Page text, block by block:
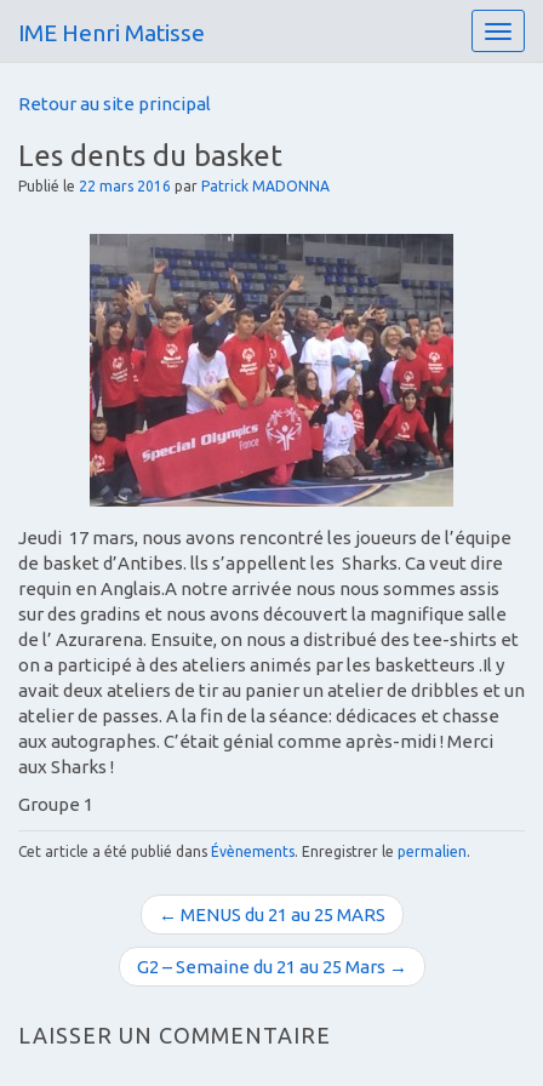
T
o
IME Henri Matisse
Retour au site principal
Les dents du basket
Publié le 22 mars 2016 par Patrick MADONNA
Jeudi 17 mars, nous avons rencontré les joueurs de l’équipe
de basket d’Antibes. lls s’appellent les Sharks. Ca veut dire
requin en Anglais.A notre arrivée nous nous sommes assis
sur des gradins et nous avons découvert la magnifique salle
de l’ Azurarena. Ensuite, on nous a distribué des tee-shirts et
on a participé à des ateliers animés par les basketteurs .Il y
avait deux ateliers de tir au panier un atelier de dribbles et un
atelier de passes. A la fin de la séance: dédicaces et chasse
aux autographes. C’était génial comme après-midi ! Merci
aux Sharks !
Groupe 1
Cet article a été publié dans Évènements . Enregistrer le permalien
g
← MENUS du 21 au 25 MARS
G2 – Semaine du 21 au 25 Mars →
LAISSER UN COMMENTAIRE